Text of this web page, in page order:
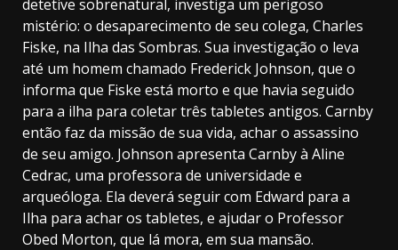
detetive sobrenatural, investiga um perigoso
mistério: o desaparecimento de seu colega, Charles
Fiske, na Ilha das Sombras. Sua investigação o leva
até um homem chamado Frederick Johnson, que o
informa que Fiske está morto e que havia seguido
para a ilha para coletar três tabletes antigos. Carnby
então faz da missão de sua vida, achar o assassino
de seu amigo. Johnson apresenta Carnby à Aline
Cedrac, uma professora de universidade e
arqueóloga. Ela deverá seguir com Edward para a
Ilha para achar os tabletes, e ajudar o Professor
Obed Morton, que lá mora, em sua mansão.